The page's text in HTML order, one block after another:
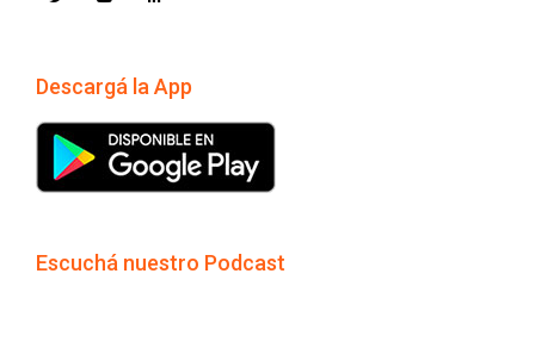
Descargá la App
Escuchá nuestro Podcast